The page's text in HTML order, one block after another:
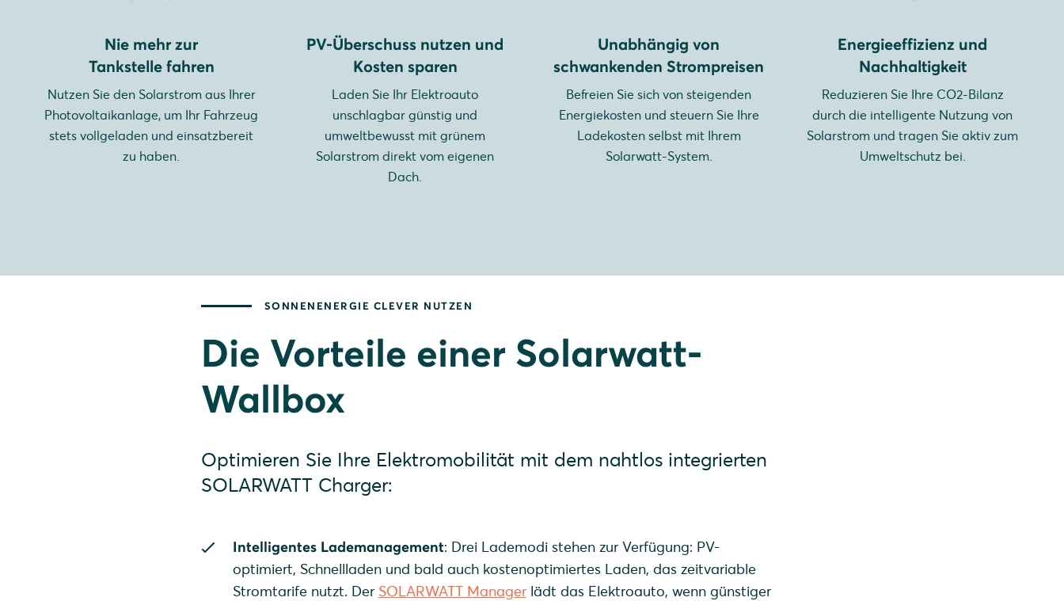
Nie mehr zur
Tankstelle fahren
Nutzen Sie den Solarstrom aus Ihrer
Photovoltaikanlage, um Ihr Fahrzeug
stets vollgeladen und einsatzbereit
zu haben.
PV-Überschuss nutzen und
Kosten sparen
Laden Sie Ihr Elektroauto
unschlagbar günstig und
umweltbewusst mit grünem
Solarstrom direkt vom eigenen
Dach.
Unabhängig von
schwankenden Strompreisen
Befreien Sie sich von steigenden
Energiekosten und steuern Sie Ihre
Ladekosten selbst mit Ihrem
Solarwatt-System.
Energieeffizienz und
Nachhaltigkeit
Reduzieren Sie Ihre CO2-Bilanz
durch die intelligente Nutzung von
Solarstrom und tragen Sie aktiv zum
Umweltschutz bei.
SONNENENERGIE CLEVER NUTZEN
Die Vorteile einer Solarwatt-
Wallbox
Optimieren Sie Ihre Elektromobilität mit dem nahtlos integrierten
SOLARWATT Charger:
Intelligentes Lademanagement: Drei Lademodi stehen zur Verfügung: PV-
optimiert, Schnellladen und bald auch kostenoptimiertes Laden, das zeitvariable
Stromtarife nutzt. Der SOLARWATT Managerlädt das Elektroauto, wenn günstiger